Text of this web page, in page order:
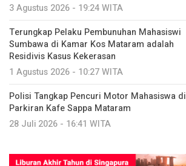
3 Agustus 2026 - 19:24 WITA
Terungkap Pelaku Pembunuhan Mahasiswi
Sumbawa di Kamar Kos Mataram adalah
Residivis Kasus Kekerasan
1 Agustus 2026 - 10:27 WITA
Polisi Tangkap Pencuri Motor Mahasiswa di
Parkiran Kafe Sappa Mataram
28 Juli 2026 - 16:41 WITA